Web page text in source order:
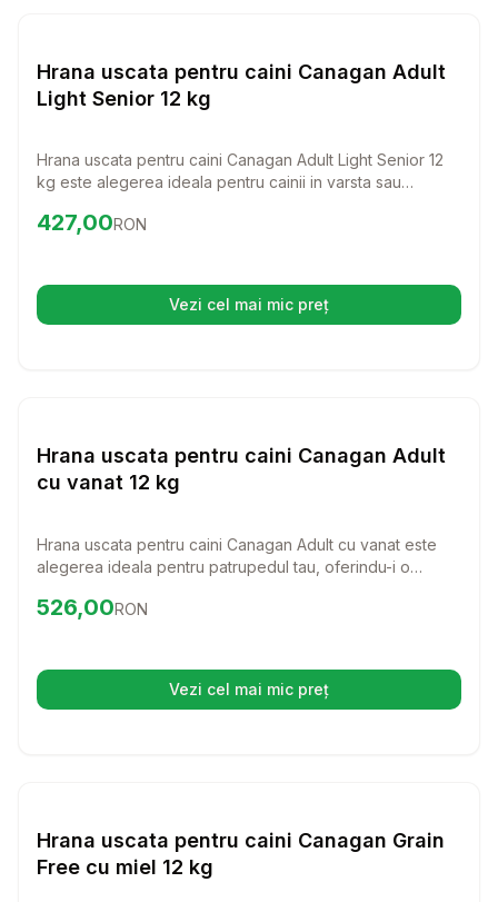
Hrana Uscata Caini
Hrana uscata pentru caini Canagan Adult
Light Senior 12 kg
Hrana uscata pentru caini Canagan Adult Light Senior 12
kg este alegerea ideala pentru cainii in varsta sau
sanatoasa. Cu un amestec perfect de proteine si legume,
Preț: 427.00 RON
427,00RON
Vezi cel mai mic preț(se deschide într-o filă nouă)
Hrana Uscata Caini
Hrana uscata pentru caini Canagan Adult
cu vanat 12 kg
Hrana uscata pentru caini Canagan Adult cu vanat este
alegerea ideala pentru patrupedul tau, oferindu-i o
100% naturale, aceasta hrana sustine sanatatea si
Preț: 526.00 RON
526,00RON
Vezi cel mai mic preț(se deschide într-o filă nouă)
Hrana Uscata Caini
Hrana uscata pentru caini Canagan Grain
Free cu miel 12 kg